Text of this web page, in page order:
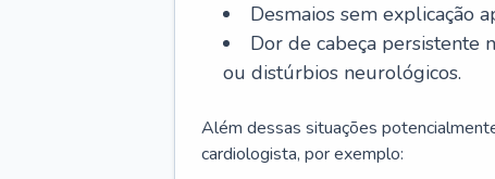
Desmaios sem explicação
Dor de cabeça persistente
ou distúrbios neurológicos.
Além dessas situações
cardiologista, por exemplo: